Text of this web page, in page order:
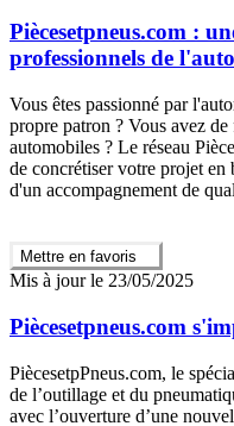
Piècesetpneus.com :
professionnels de
Vous êtes passionné par
propre patron ? Vous avez de
automobiles ? Le réseau
de concrétiser votre projet
d'un accompagnement de
Mettre en favoris
Mis à jour le 23/05/2025
Piècesetpneus.com
PiècesetpPneus.com, le
de l’outillage et du
avec l’ouverture d’une